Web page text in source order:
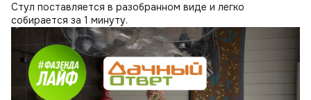
Стул поставляется в разобранном виде и легко
собирается за 1 минуту.